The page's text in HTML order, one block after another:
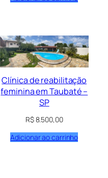
Clínica de reabilitação
feminina em Taubaté –
SP
R$8.500,00
Adicionar ao carrinho